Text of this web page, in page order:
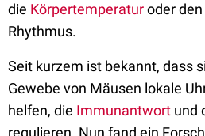
die Körpertemperaturoder
Rhythmus.
Seit kurzem ist bekannt, dass
Gewebe von Mäusen lokale
helfen, die Immunantwort und
regulieren. Nun fand ein